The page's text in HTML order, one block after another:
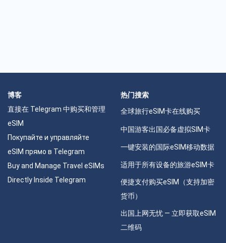
博客
直接在 Telegram 中购买和管理
eSIM
Покупайте и управляйте
eSIM прямо в Telegram
Buy and Manage Travel eSIMs
Directly Inside Telegram
热门搜索
全球旅行eSIM卡在线购买
中国游客出国必备虚拟SIM卡
一键安装的国际eSIM移动数据
适用于所有设备的旅游eSIM卡
便捷支付购买eSIM（支持加密
货币）
出国上网无忧 — 立即获取eSIM
二维码